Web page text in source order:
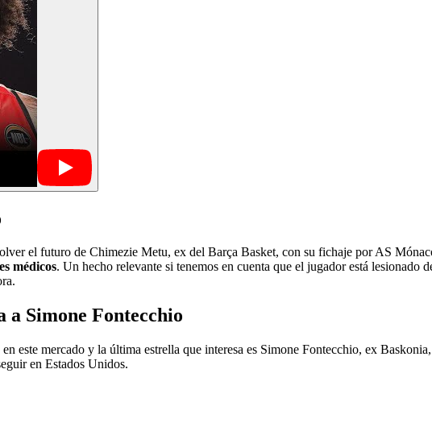
el futuro de Chimezie Metu, ex del Barça Basket, con su fichaje por AS
médicos. Un hecho relevante si tenemos en cuenta que el jugador está lesionado
Simone Fontecchio
en este mercado y la última estrella que interesa es Simone Fontecchio, ex
en Estados Unidos.